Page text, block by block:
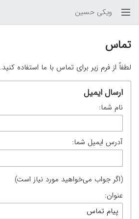
باز کردن منو اصلی ویکی حسین
تماس
لطفاً از فرم زیر برای تماس با ما استفاده کنید.
ارسال ایمیل
نام شما:
آدرس ایمیل شما:
(اگر جواب می‌خواهید مورد نیاز است)
عنوان: